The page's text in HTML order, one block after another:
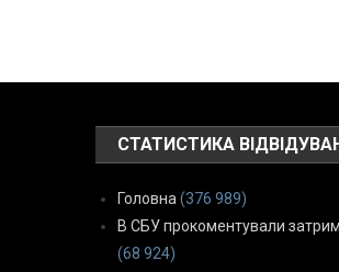
СТАТИСТИКА
Головна (376 989)
В СБУ прокоментували
(68 924)